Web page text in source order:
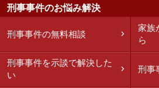
刑事事件のお悩み解決
刑事事件の無料相談
家族
ら
刑事事件を示談で解決した
い
刑事